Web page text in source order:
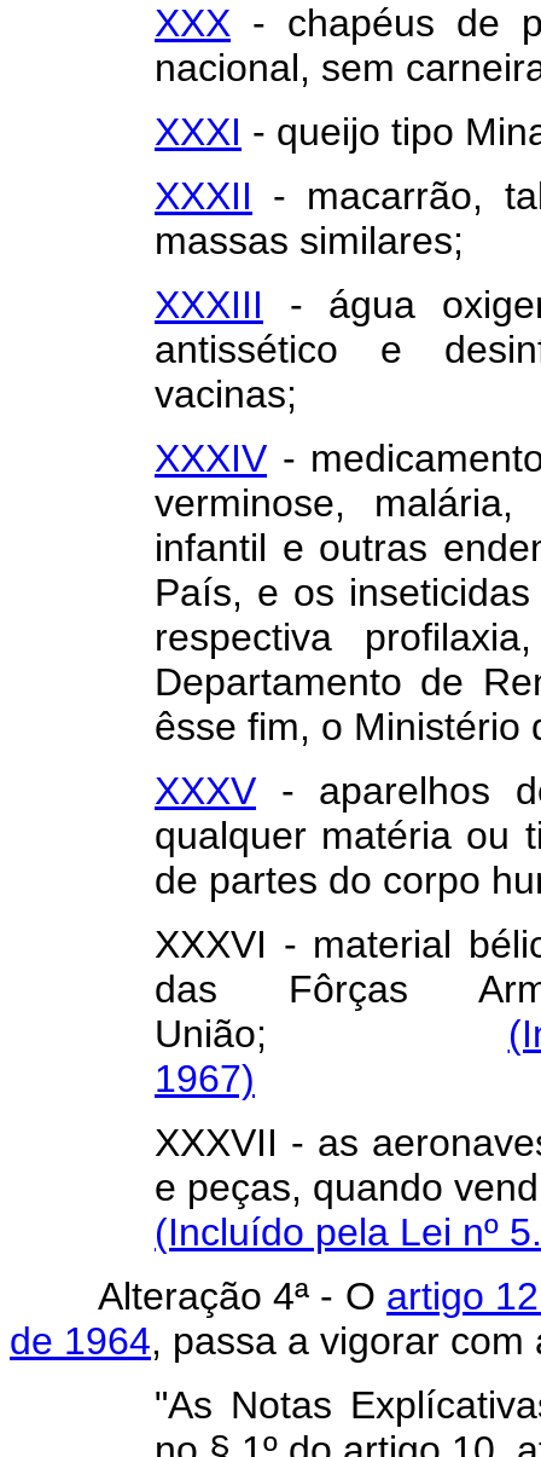
XXX - chapéus de
nacional, sem
XXXI - queijo tipo
XXXII - macarrão,
massas similares;
XXXIII - água
antissético e
vacinas;
XXXIV -
verminose, malária,
infantil e outras
País, e os
respectiva
Departamento de
êsse fim, o Ministério
XXXV - aparelhos
qualquer matéria ou
de partes do corpo
XXXVI - material
das Fôrças
União;
1967)
XXXVII - as
e peças,
(Incluído pela Lei nº
Alteração 4ª - O artigo
de 1964, passa a vigorar
"As Notas